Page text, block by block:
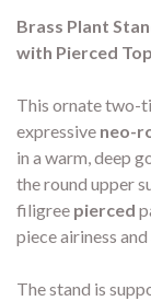
Brass Plant
with Pierced Top
This ornate two-
expressive neo-
in a warm, deep
the round upper
filigree pierced
piece airiness
The stand is